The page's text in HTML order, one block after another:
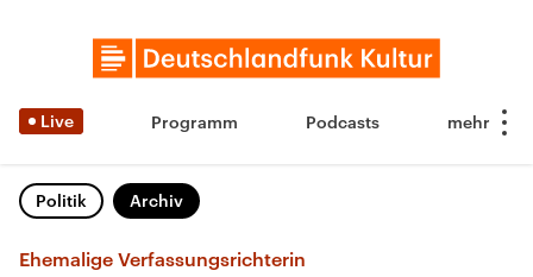
Live Programm Podcasts
Politik Archiv
Ehemalige Verfassungsrichterin